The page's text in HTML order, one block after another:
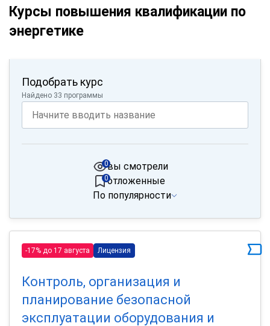
Курсы повышения квалификации по
энергетике
Подобрать курс
Найдено 33 программы
вы смотрели
0
отложенные
0
По популярности
-17% до 17 августа Лицензия
Контроль, организация и
планирование безопасной
эксплуатации оборудования и